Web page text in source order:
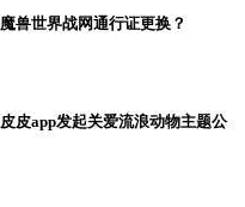
兽世界战网通行证更换？
皮app发起关爱流浪动物主题公